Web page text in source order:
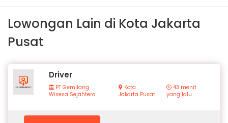
Lowongan Lain di Kota Jakarta
Pusat
Driver
PT Gemilang
Wisesa Sejahtera
Kota
Jakarta Pusat
43 menit
yang lalu